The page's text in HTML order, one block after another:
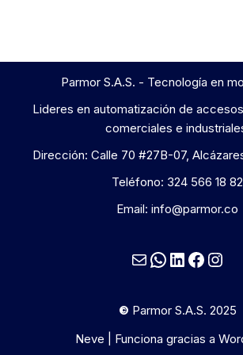
Parmor S.A.S. - Tecnología en
Lideres en automatización de
comerciales e
Dirección: Calle 70 #27B-07,
Teléfono: 324 566 18 82
Email: info@parmor.co
© Parmor S.A.S. 2025
Neve | Funciona gracias a